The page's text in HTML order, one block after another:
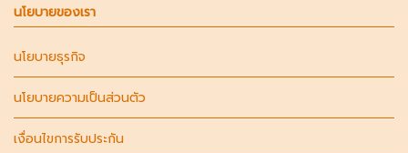
นโยบายของเรา
นโยบายธุรกิจ
นโยบายความเป็นส่วนตัว
เงื่อนไขการรับประกัน